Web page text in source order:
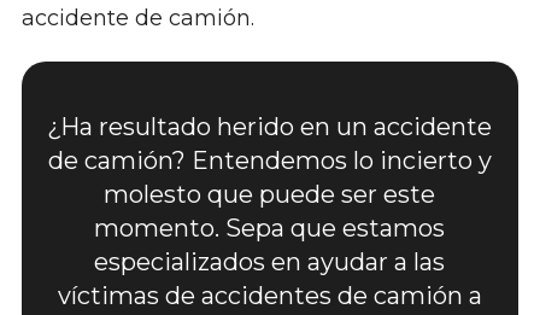
accidente de camión.
¿Ha resultado herido en un accidente
de camión? Entendemos lo incierto y
molesto que puede ser este
momento. Sepa que estamos
especializados en ayudar a las
víctimas de accidentes de camión a